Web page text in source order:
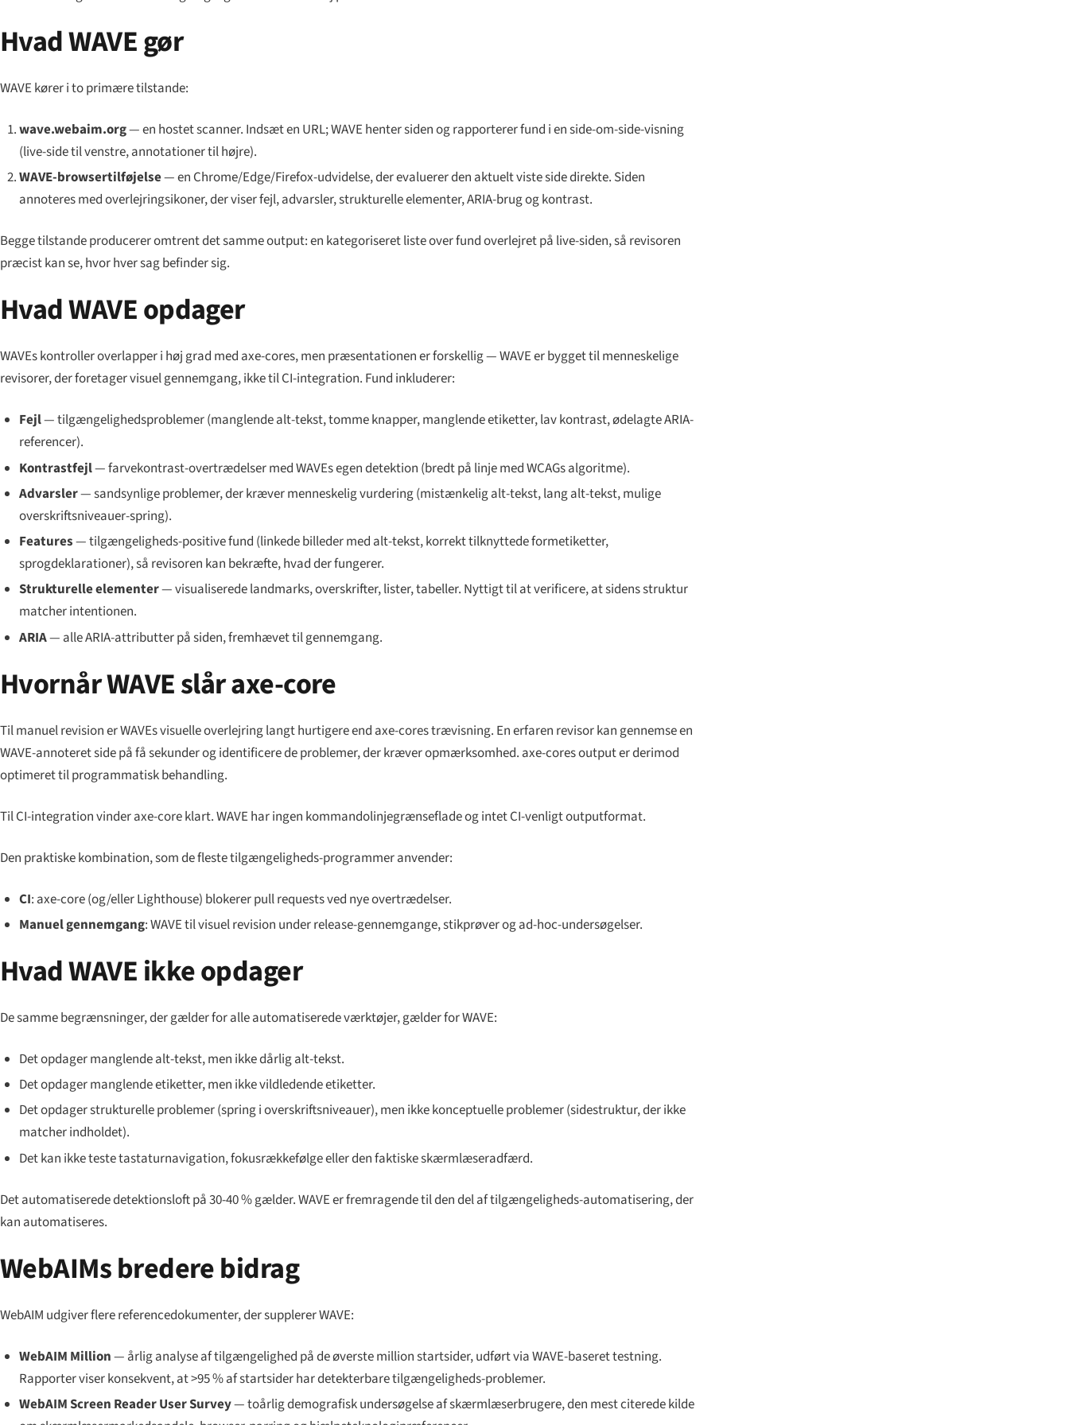
Hvad WAVE gør
WAVE kører i to primære tilstande:
wave.webaim.org— en hostet scanner. Indsæt en URL; WAVE henter siden og rapporterer fund i en side-om-side-visning
(live-side til venstre, annotationer til højre).
WAVE-browsertilføjelse— en Chrome/Edge/Firefox-udvidelse, der evaluerer den aktuelt viste side direkte. Siden
annoteres med overlejringsikoner, der viser fejl, advarsler, strukturelle elementer, ARIA-brug og kontrast.
Begge tilstande producerer omtrent det samme output: en kategoriseret liste over fund overlejret på live-siden, så revisoren
præcist kan se, hvor hver sag befinder sig.
Hvad WAVE opdager
WAVEs kontroller overlapper i høj grad med axe-cores, men præsentationener forskellig — WAVE er bygget til menneskelige
revisorer, der foretager visuel gennemgang, ikke til CI-integration. Fund inkluderer:
Fejl— tilgængelighedsproblemer (manglende alt-tekst, tomme knapper, manglende etiketter, lav kontrast, ødelagte ARIA-
referencer).
Kontrastfejl— farvekontrast-overtrædelser med WAVEs egen detektion (bredt på linje med WCAGs algoritme).
Advarsler— sandsynlige problemer, der kræver menneskelig vurdering (mistænkelig alt-tekst, lang alt-tekst, mulige
overskriftsniveauer-spring).
Features— tilgængeligheds-positive fund (linkede billeder med alt-tekst, korrekt tilknyttede formetiketter,
sprogdeklarationer), så revisoren kan bekræfte, hvad der fungerer.
Strukturelle elementer— visualiserede landmarks, overskrifter, lister, tabeller. Nyttigt til at verificere, at sidens struktur
matcher intentionen.
ARIA— alle ARIA-attributter på siden, fremhævet til gennemgang.
Hvornår WAVE slår axe-core
Tilmanuel revisioner WAVEs visuelle overlejring langt hurtigere end axe-cores trævisning. En erfaren revisor kan gennemse en
WAVE-annoteret side på få sekunder og identificere de problemer, der kræver opmærksomhed. axe-cores output er derimod
optimeret til programmatisk behandling.
TilCI-integrationvinder axe-core klart. WAVE har ingen kommandolinjegrænseflade og intet CI-venligt outputformat.
Den praktiske kombination, som de fleste tilgængeligheds-programmer anvender:
CI: axe-core (og/eller Lighthouse) blokerer pull requests ved nye overtrædelser.
Manuel gennemgang: WAVE til visuel revision under release-gennemgange, stikprøver og ad-hoc-undersøgelser.
Hvad WAVE ikke opdager
De samme begrænsninger, der gælder for alle automatiserede værktøjer, gælder for WAVE:
Det opdager manglende alt-tekst, men ikke dårlig alt-tekst.
Det opdager manglende etiketter, men ikke vildledende etiketter.
Det opdager strukturelle problemer (spring i overskriftsniveauer), men ikke konceptuelle problemer (sidestruktur, der ikke
matcher indholdet).
Det kan ikke teste tastaturnavigation, fokusrækkefølge eller den faktiske skærmlæseradfærd.
Det automatiserede detektionsloft på 30-40 % gælder. WAVE er fremragende til den del af tilgængeligheds-automatisering, der
kan automatiseres.
WebAIMs bredere bidrag
WebAIM udgiver flere referencedokumenter, der supplerer WAVE:
WebAIM Million— årlig analyse af tilgængelighed på de øverste million startsider, udført via WAVE-baseret testning.
Rapporter viser konsekvent, at >95 % af startsider har detekterbare tilgængeligheds-problemer.
WebAIM Screen Reader User Survey— toårlig demografisk undersøgelse af skærmlæserbrugere, den mest citerede kilde